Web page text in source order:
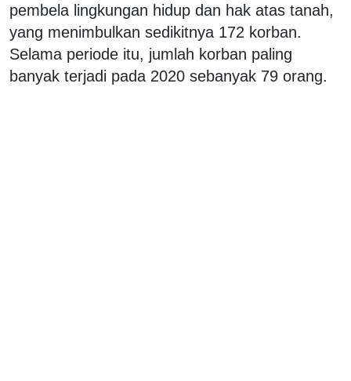
pembela lingkungan hidup dan hak atas tanah,
yang menimbulkan sedikitnya 172 korban.
Selama periode itu, jumlah korban paling
banyak terjadi pada 2020 sebanyak 79 orang.